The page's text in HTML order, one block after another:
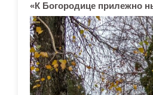
«К Богородице прилежно